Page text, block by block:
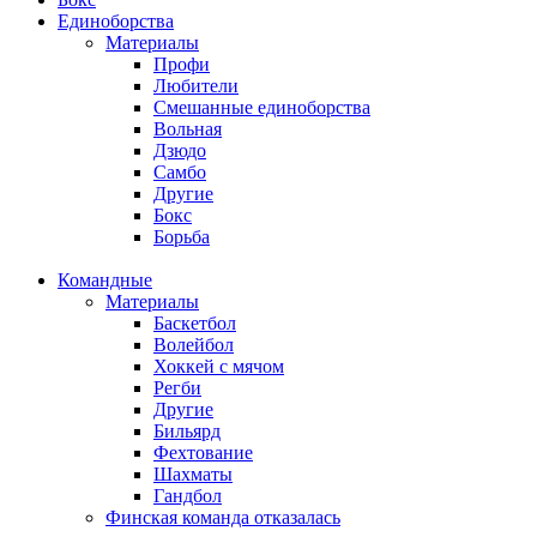
Единоборства
Материалы
Профи
Любители
Смешанные единоборства
Вольная
Дзюдо
Самбо
Другие
Бокс
Борьба
Командные
Материалы
Баскетбол
Волейбол
Хоккей с мячом
Регби
Другие
Бильярд
Фехтование
Шахматы
Гандбол
Финская команда отказалась